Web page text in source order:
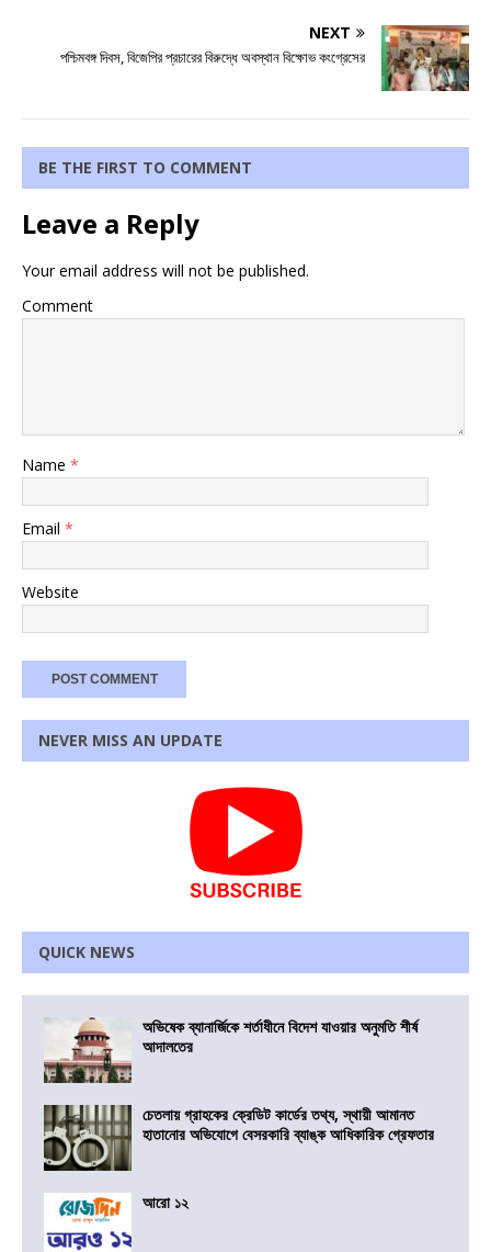
NEXT
পশ্চিমবঙ্গ দিবস, বিজেপির প্রচারের বিরুদ্ধে অবস্থান বিক্ষোভ কংগ্রেসের
BE THE FIRST TO COMMENT
Leave a Reply
Your email address will not be published.
Comment
Name *
Email *
Website
NEVER MISS AN UPDATE
QUICK NEWS
অভিষেক ব্যানার্জিকে শর্তাধীনে বিদেশ যাওয়ার অনুমতি শীর্ষ
আদালতের
চেতলায় গ্রাহকের ক্রেডিট কার্ডের তথ্য, স্থায়ী আমানত
হাতানোর অভিযোগে বেসরকারি ব্যাঙ্ক আধিকারিক গ্রেফতার
আরো ১২